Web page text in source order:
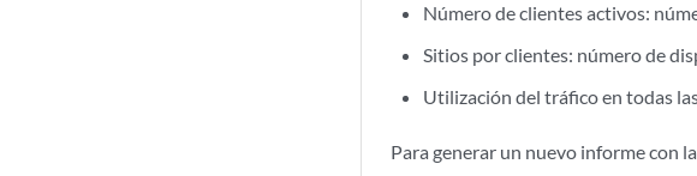
Número de clientes activos:
Sitios por clientes: número de
Utilización del tráfico en todas
Para generar un nuevo informe con